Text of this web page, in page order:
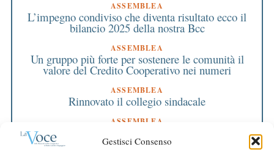
Gestisci Consenso
ASSEMBLEA
L’impegno condiviso che diventa risultato ecco il
bilancio 2025 della nostra Bcc
ASSEMBLEA
Un gruppo più forte per sostenere le comunità il
valore del Credito Cooperativo nei numeri
ASSEMBLEA
Rinnovato il collegio sindacale
ASSEMBLEA
Bilancio approvato all’unanimità e 2 milioni
destinati al territorio